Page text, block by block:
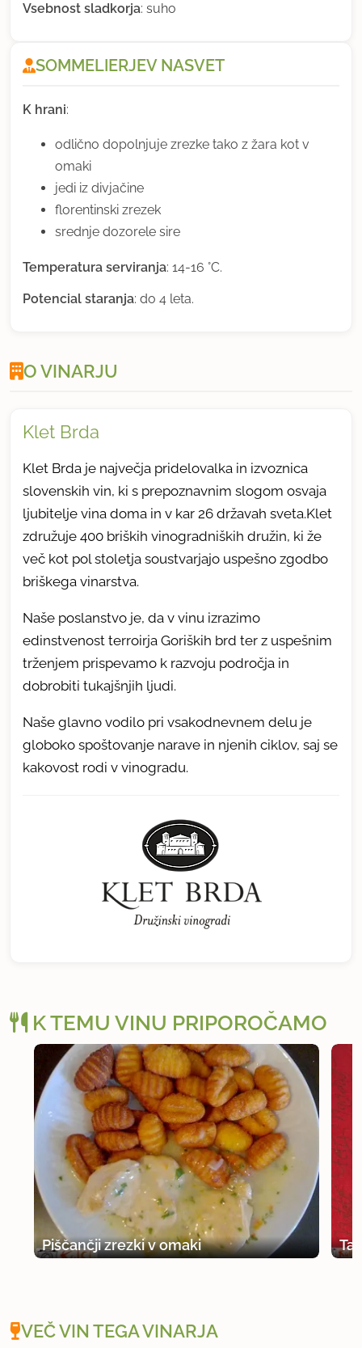
Vsebnost sladkorja: suho
SOMMELIERJEV NASVET
K hrani:
odlično dopolnjuje zrezke tako z žara kot v
omaki
jedi iz divjačine
florentinski zrezek
srednje dozorele sire
Temperatura serviranja: 14-16 °C.
Potencial staranja: do 4 leta.
O VINARJU
Klet Brda
Klet Brda je največja pridelovalka in izvoznica
slovenskih vin, ki s prepoznavnim slogom osvaja
ljubitelje vina doma in v kar 26 državah sveta.Klet
združuje 400 briških vinogradniških družin, ki že
več kot pol stoletja soustvarjajo uspešno zgodbo
briškega vinarstva.
Naše poslanstvo je, da v vinu izrazimo
edinstvenost terroirja Goriških brd ter z uspešnim
trženjem prispevamo k razvoju področja in
dobrobiti tukajšnjih ljudi.
Naše glavno vodilo pri vsakodnevnem delu je
globoko spoštovanje narave in njenih ciklov, saj se
kakovost rodi v vinogradu.
K TEMU VINU PRIPOROČAMO
Piščančji zrezki v omaki
VEČ VIN TEGA VINARJA